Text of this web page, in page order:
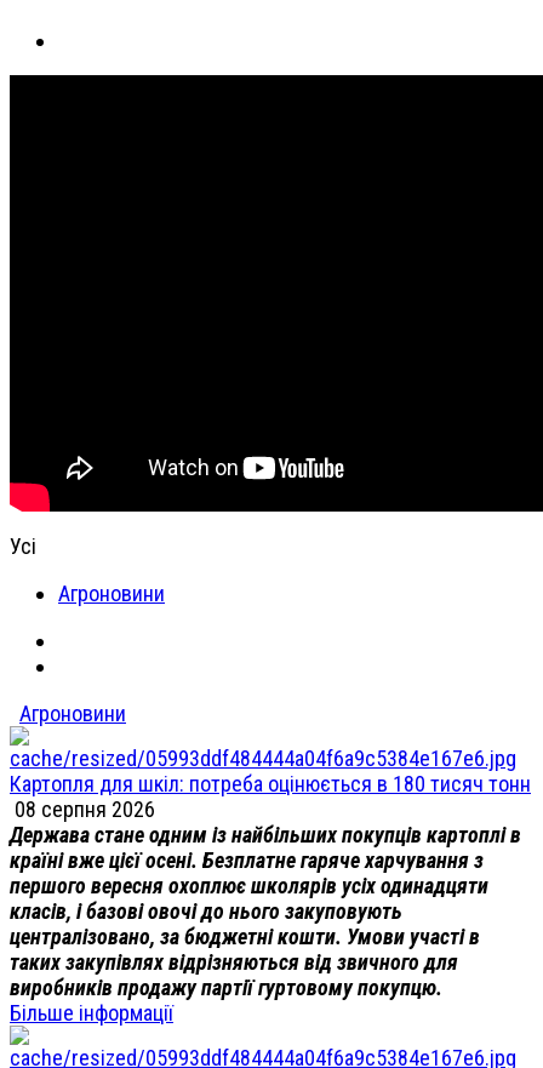
Усі
Агроновини
Агроновини
Картопля для шкіл: потреба оцінюється в 180 тисяч тонн
08 серпня 2026
Держава стане одним із найбільших покупців картоплі в
країні вже цієї осені. Безплатне гаряче харчування з
першого вересня охоплює школярів усіх одинадцяти
класів, і базові овочі до нього закуповують
централізовано, за бюджетні кошти. Умови участі в
таких закупівлях відрізняються від звичного для
виробників продажу партії гуртовому покупцю.
Більше інформації